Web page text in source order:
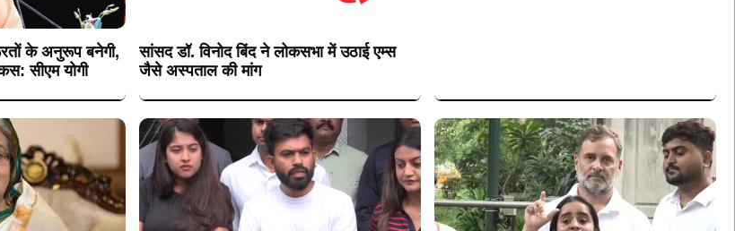
के अनुरूप बनेगी,
सीएम योगी
सांसद डॉ. विनोद बिंद ने लोकसभा में उठाई एम्स
जैसे अस्पताल की मांग